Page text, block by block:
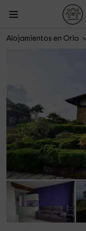
Alojamientos en Orio